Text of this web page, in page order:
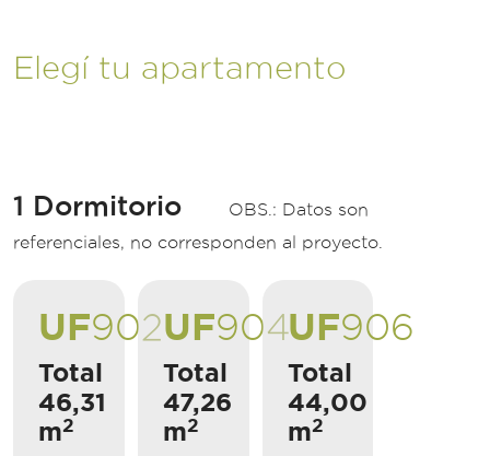
Elegí tu apartamento
1 Dormitorio
OBS.: Datos son
referenciales, no corresponden al proyecto.
UF902
Total
46,31
m2
UF904
Total
47,26
m2
UF906
Total
44,00
m2